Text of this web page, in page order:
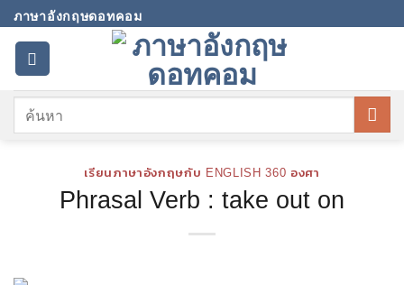
Skip
content
ภาษาอังกฤษดอทคอม
เรียนภาษาอังกฤษกับ ENGLISH 360 องศา
Phrasal Verb : take out on